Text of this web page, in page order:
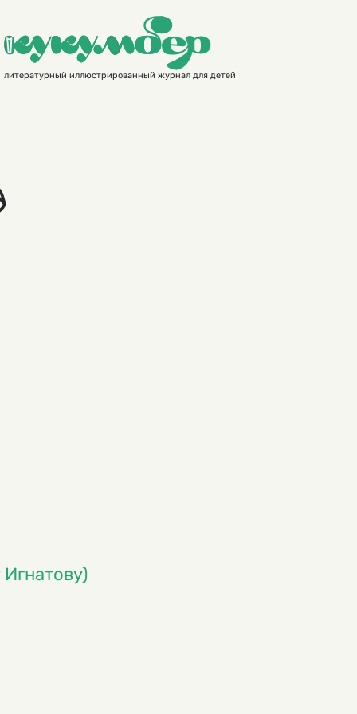
литературный иллюстрированный журнал для детей